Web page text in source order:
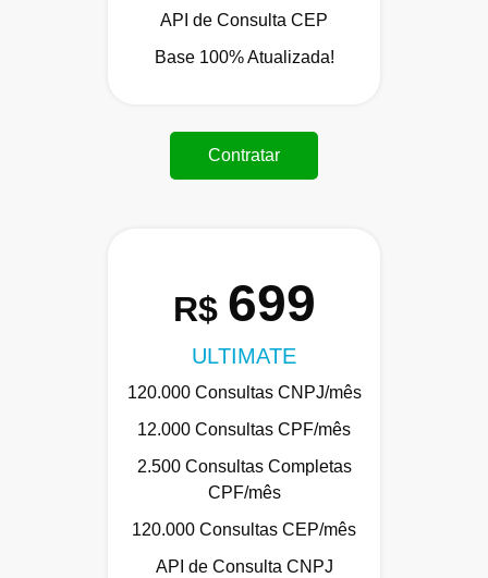
API de Consulta CEP
Base 100% Atualizada!
Contratar
R$ 699
ULTIMATE
120.000 Consultas CNPJ/mês
12.000 Consultas CPF/mês
2.500 Consultas Completas
CPF/mês
120.000 Consultas CEP/mês
API de Consulta CNPJ